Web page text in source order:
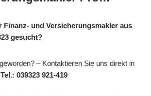
Finanz- und Versicherungsmakler aus
gesucht?
– Kontaktieren Sie uns direkt in
Tel.: 039323 921-419